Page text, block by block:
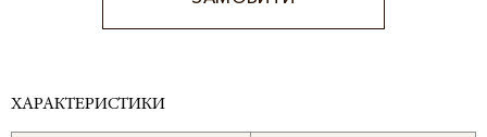
ХАРАКТЕРИСТИКИ